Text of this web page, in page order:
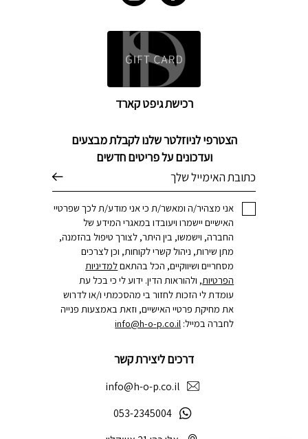
הצטרפי לניוזלטר שלנו לקבלת מבצעים
ועדכונים על פריטים חדשים
אני מצהיר/ה ומאשר/ת כי אני מודע/ת לכך שפרטיי
האישיים יישמרו ויעובדו במאגרי המידע של
החברה, וישמשו, בין היתר, לצורך טיפול בהזמנה,
מתן שירות, ניהול קשרי לקוחות, וכן לצרכים
מסחריים ושיווקיים, הכל בהתאםלמדיניות
הפרטיות, ולהוראות הדין. ידוע לי כי בכל עת
עומדת לי הזכות לחזור בי מהסכמתי ו/או לדרוש
את מחיקת פרטיי האישיים, וזאת באמצעות פנייה
לחברה במייל: info@h-o-p.co.il
דרכים ליצירת קשר
info@h-o-p.co.il
053-2345004
רכישת גיפט קארד